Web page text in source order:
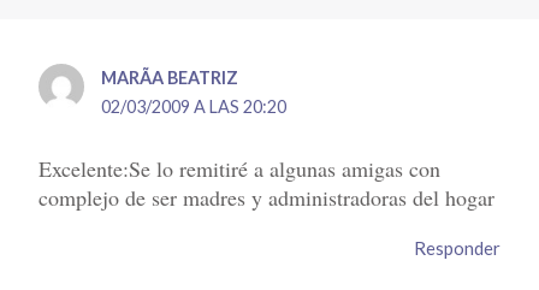
MARÃ­A BEATRIZ
02/03/2009 A LAS 20:20
Excelente:Se lo remitiré a algunas amigas con
complejo de ser madres y administradoras del hogar
Responder